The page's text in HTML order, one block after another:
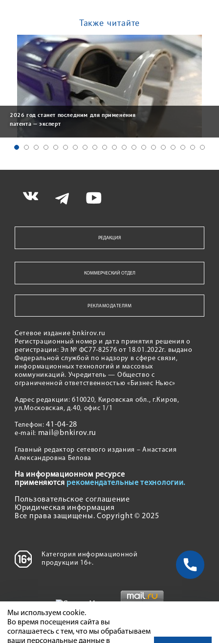
Также читайте
2026 год станет последним для применения
патента — эксперт
РЕДАКЦИЯ
КОММЕРЧЕСКИЙ ОТДЕЛ
РЕКЛАМОДАТЕЛЯМ
Сетевое издание bnkirov.ru
Регистрационный номер и дата принятия решения о
регистрации: Эл № ФС77-82576 от 18.01.2022г. выдано
Федеральной службой по надзору в сфере связи,
информационных технологий и массовых
коммуникаций. Учредитель — Общество с
ограниченной ответственностью «Бизнес Ньюс»
Адрес редакции: 610020, Кировская обл., г.Киров,
ул.Московская, д.40, офис 1/1
Телефон:41-04-28
e-mail: mail@bnkirov.ru
Главный редактор сетевого издания – Анастасия
Александровна Белова
На информационном ресурсе
применяются рекомендательные технологии.
Пользовательское соглашение
Юридическая информация
Все права защищены. Copyright © 2025
Категория информационной
продукции 16+.
Мы используем cookie.
Во время посещения сайта вы
соглашаетесь с тем, что мы обрабатываем
ваши персональные данные в